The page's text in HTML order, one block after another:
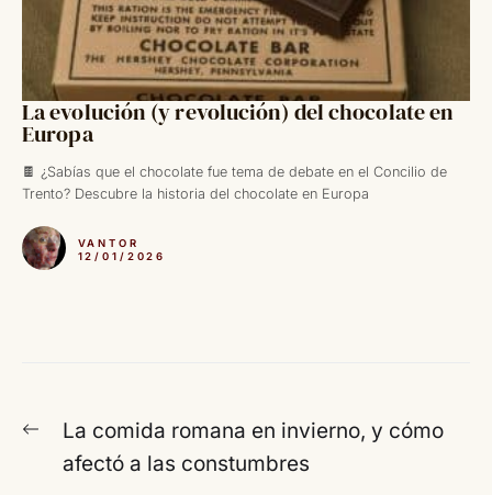
La evolución (y revolución) del chocolate en
Europa
🍫 ¿Sabías que el chocolate fue tema de debate en el Concilio de
Trento? Descubre la historia del chocolate en Europa
VANTOR
12/01/2026
Navegación
Entrada
anterior:
La comida romana en invierno, y cómo
afectó a las constumbres